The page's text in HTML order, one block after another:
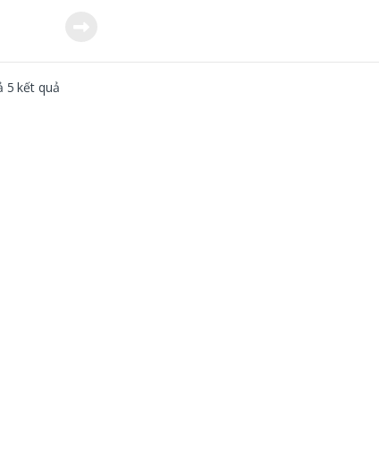
5 kết quả